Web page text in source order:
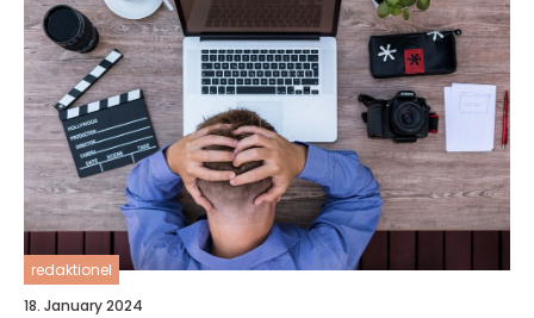
redaktionel
18. January 2024